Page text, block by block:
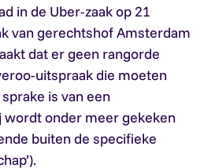
in de Uber-zaak op 21
van gerechtshof Amsterdam
dat er geen rangorde
uitspraak die moeten
is van een
onder meer gekeken
buiten de specifieke